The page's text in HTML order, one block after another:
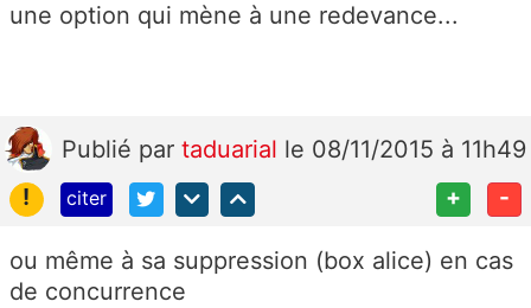
une option qui mène à une redevance...
Publié par taduarial le 08/11/2015 à 11h49
!
citer + -
ou même à sa suppression (box alice) en cas
de concurrence